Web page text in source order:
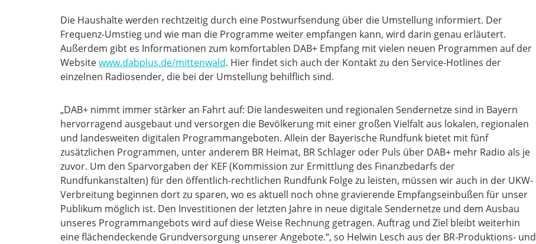
Die Haushalte werden rechtzeitig durch eine Postwurfsendung über die Umstellung informiert. Der
Frequenz-Umstieg und wie man die Programme weiter empfangen kann, wird darin genau erläutert.
Außerdem gibt es Informationen zum komfortablen DAB+ Empfang mit vielen neuen Programmen auf der
Websitewww.dabplus.de/mittenwald. Hier findet sich auch der Kontakt zu den Service-Hotlines der
einzelnen Radiosender, die bei der Umstellung behilflich sind.
„DAB+ nimmt immer stärker an Fahrt auf: Die landesweiten und regionalen Sendernetze sind in Bayern
hervorragend ausgebaut und versorgen die Bevölkerung mit einer großen Vielfalt aus lokalen, regionalen
und landesweiten digitalen Programmangeboten. Allein der Bayerische Rundfunk bietet mit fünf
zusätzlichen Programmen, unter anderem BR Heimat, BR Schlager oder Puls über DAB+ mehr Radio als je
zuvor. Um den Sparvorgaben der KEF (Kommission zur Ermittlung des Finanzbedarfs der
Rundfunkanstalten) für den öffentlich-rechtlichen Rundfunk Folge zu leisten, müssen wir auch in der UKW-
Verbreitung beginnen dort zu sparen, wo es aktuell noch ohne gravierende Empfangseinbußen für unser
Publikum möglich ist. Den Investitionen der letzten Jahre in neue digitale Sendernetze und dem Ausbau
unseres Programmangebots wird auf diese Weise Rechnung getragen. Auftrag und Ziel bleibt weiterhin
eine flächendeckende Grundversorgung unserer Angebote.“, so Helwin Lesch aus der BR-Produktions- und